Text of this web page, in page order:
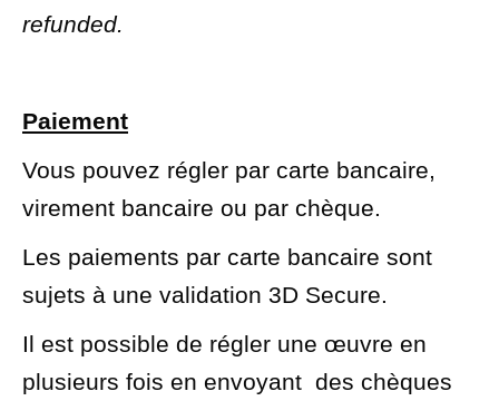
refunded.
Paiement
Vous pouvez régler par carte bancaire,
virement bancaire ou par chèque.
Les paiements par carte bancaire sont
sujets à une validation 3D Secure.
Il est possible de régler une œuvre en
plusieurs fois en envoyant des chèques